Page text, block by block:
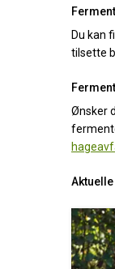
Du kan
tilsette
Ønsker